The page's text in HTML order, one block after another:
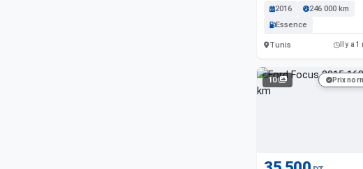
2016
246 000 km
Essence
Tunis Il y a
10 Prix